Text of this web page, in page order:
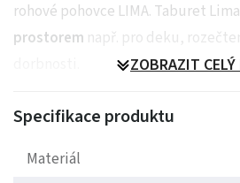
rohové pohovce LIMA. Taburet
prostorem např. pro deku,
Ideální do každého interiéru
ZOBRAZIT
Specifikace produktu
Materiál